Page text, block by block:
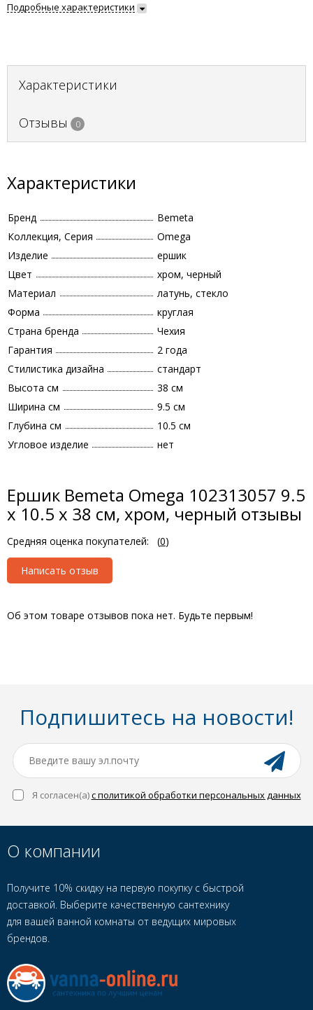
Подробные характеристики
Характеристики
Отзывы 0
Характеристики
Бренд
Bemeta
Коллекция, Серия
Omega
Изделие
ершик
Цвет
хром, черный
Материал
латунь, стекло
Форма
круглая
Страна бренда
Чехия
Гарантия
2 года
Стилистика дизайна
стандарт
Высота см
38 см
Ширина см
9.5 см
Глубина см
10.5 см
Угловое изделие
нет
Ершик Bemeta Omega 102313057 9.5
x 10.5 x 38 см, хром, черный отзывы
Средняя оценка покупателей: (0)
Написать отзыв
Об этом товаре отзывов пока нет. Будьте первым!
Подпишитесь на новости!
Я согласен(a)с политикой обработки персональных данных
О компании
Получите 10% скидку на первую покупку с быстрой
доставкой. Выберите качественную сантехнику
для вашей ванной комнаты от ведущих мировых
брендов.